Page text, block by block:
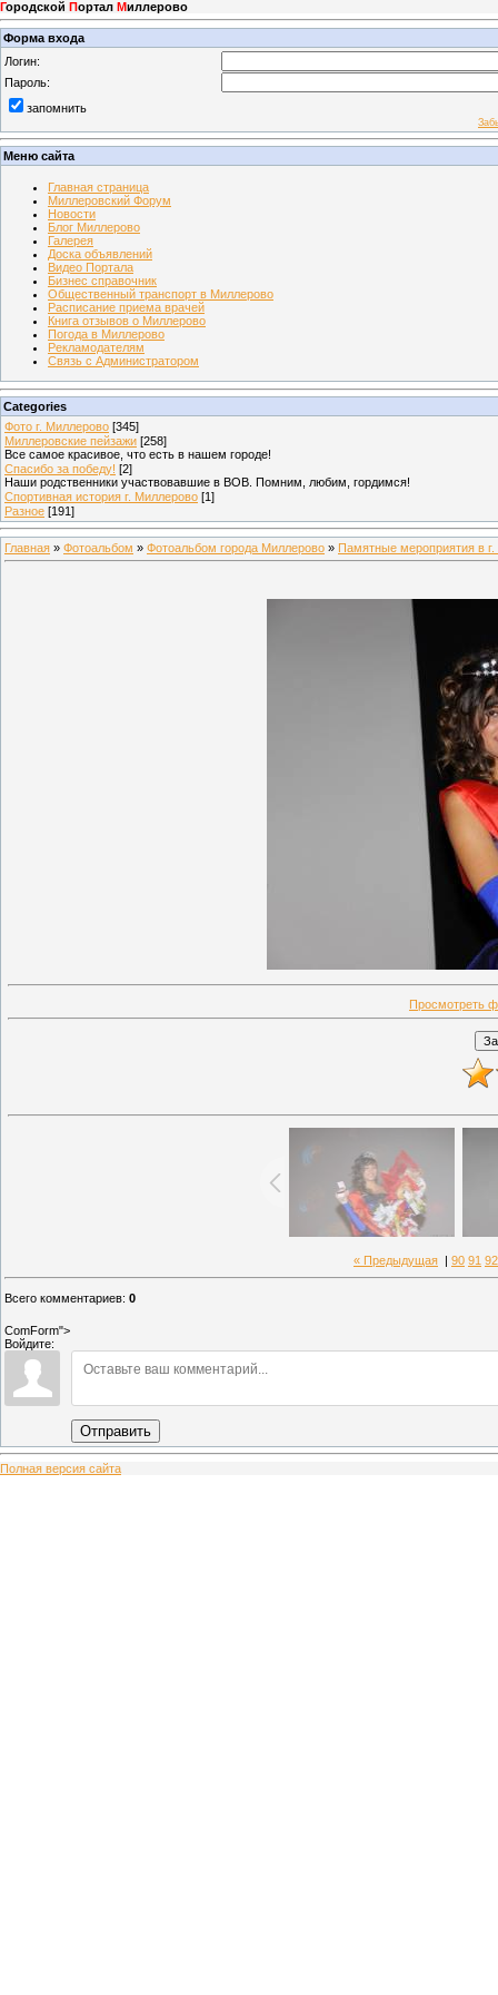
Городской Портал Миллерово
Форма входа
Логин:
Пароль:
запомнить
Меню сайта
Главная страница
Миллеровский Форум
Новости
Блог Миллерово
Галерея
Доска объявлений
Видео Портала
Бизнес справочник
Общественный транспорт в Миллерово
Расписание приема врачей
Книга отзывов о Миллерово
Погода в Миллерово
Рекламодателям
Связь с Администратором
Categories
Фото г. Миллерово [345]
Миллеровские пейзажи [258]
Все самое красивое, что есть в нашем городе!
Спасибо за победу! [2]
Наши родственники участвовавшие в ВОВ. Помним, любим, гордимся!
Спортивная история г. Миллерово [1]
Разное [191]
Главная » Фотоальбом » Фотоальбом города Миллерово » Памятные мероприятия в
Просмотреть
« Предыдущая 90 91 92
Всего комментариев: 0
ComForm">
Войдите:
Отправить
Полная версия сайта